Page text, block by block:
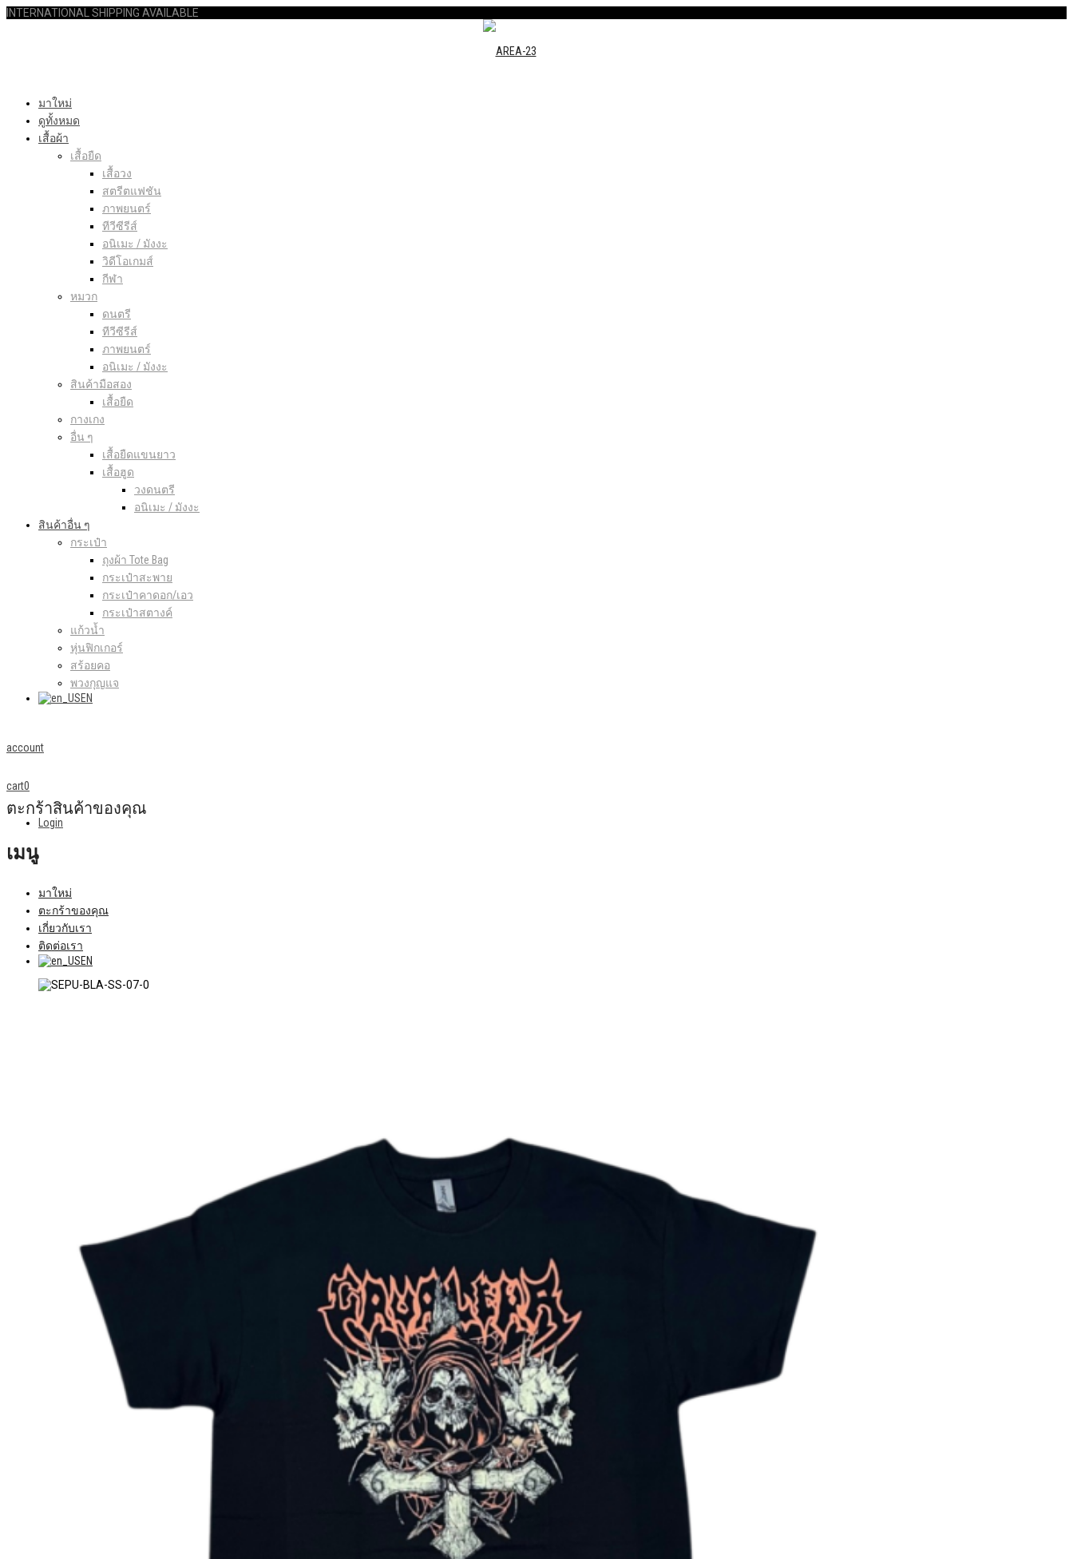
INTERNATIONAL SHIPPING AVAILABLE
มาใหม่
ดูทั้งหมด
เสื้อผ้า
เสื้อยืด
เสื้อวง
สตรีตแฟชัน
ภาพยนตร์
ทีวีซีรีส์
อนิเมะ / มังงะ
วิดีโอเกมส์
กีฬา
หมวก
ดนตรี
ทีวีซีรีส์
ภาพยนตร์
อนิเมะ / มังงะ
สินค้ามือสอง
เสื้อยืด
กางเกง
อื่น ๆ
เสื้อยืดแขนยาว
เสื้อฮูด
วงดนตรี
อนิเมะ / มังงะ
สินค้าอื่น ๆ
กระเป๋า
ถุงผ้า Tote Bag
กระเป๋าสะพาย
กระเป๋าคาดอก/เอว
กระเป๋าสตางค์
แก้วน้ำ
หุ่นฟิกเกอร์
สร้อยคอ
พวงกุญแจ
EN
account
Login
cart0
ตะกร้าสินค้าของคุณ
เมนู
มาใหม่
ตะกร้าของคุณ
เกี่ยวกับเรา
ติดต่อเรา
EN